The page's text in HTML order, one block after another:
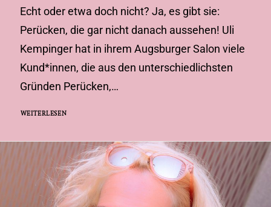
Echt oder etwa doch nicht? Ja, es gibt sie:
Perücken, die gar nicht danach aussehen! Uli
Kempinger hat in ihrem Augsburger Salon viele
Kund*innen, die aus den unterschiedlichsten
Gründen Perücken,…
WEITERLESEN